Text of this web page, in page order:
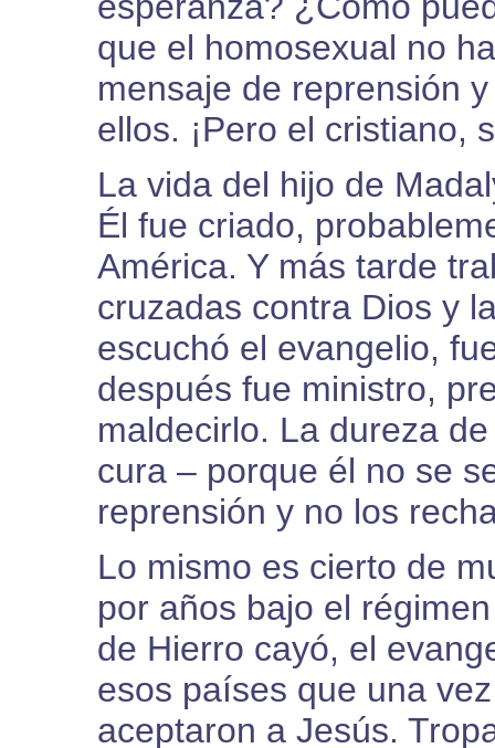
que el homosexual no
mensaje de reprensión
ellos. ¡Pero el cristiano,
La vida del hijo de
Él fue criado,
América. Y más tarde
cruzadas contra Dios y
escuchó el evangelio,
después fue ministro,
maldecirlo. La dureza
cura – porque él no se
reprensión y no los
Lo mismo es cierto de
por años bajo el
de Hierro cayó, el
esos países que una
aceptaron a Jesús.